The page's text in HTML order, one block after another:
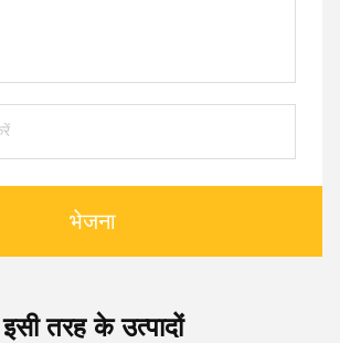
भेजना
इसी तरह के उत्पादों